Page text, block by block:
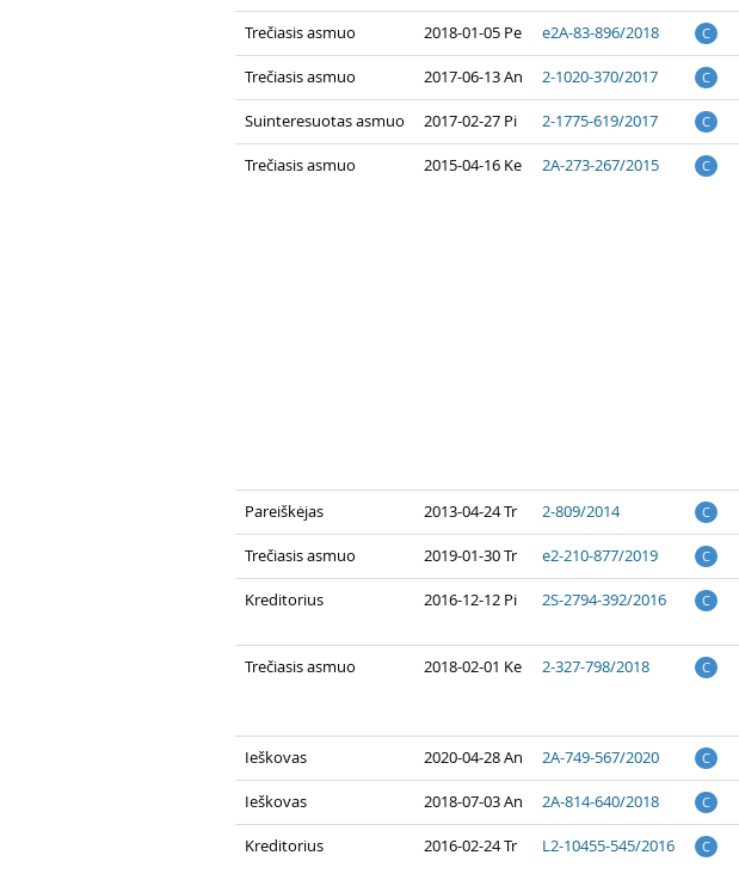
Trečiasis asmuo 2018-01-05 Pe e2A-83-896/2018 C
Trečiasis asmuo 2017-06-13 An 2-1020-370/2017 C
Suinteresuotas asmuo 2017-02-27 Pi 2-1775-619/2017 C
Trečiasis asmuo 2015-04-16 Ke 2A-273-267/2015 C
Pareiškėjas 2013-04-24 Tr 2-809/2014 C
Trečiasis asmuo 2019-01-30 Tr e2-210-877/2019 C
Kreditorius 2016-12-12 Pi 2S-2794-392/2016 C
Trečiasis asmuo 2018-02-01 Ke 2-327-798/2018 C
Ieškovas 2020-04-28 An 2A-749-567/2020 C
Ieškovas 2018-07-03 An 2A-814-640/2018 C
Kreditorius 2016-02-24 Tr L2-10455-545/2016 C